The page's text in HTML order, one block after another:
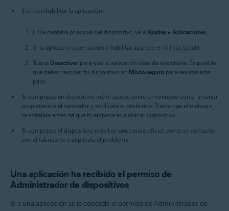
Intenta inhabilitar la aplicación:
En la pantalla principal del dispositivo, ve a Ajustes ▸ Aplicaciones.
Si la aplicación que quieres inhabilitar aparece en la lista, tócala.
Toque Desactivar para que la aplicación deje de ejecutarse. Es posible
que debas reiniciar tu dispositivo en Modo seguro para realizar este
paso.
Si compraste un dispositivo móvil usado, ponte en contacto con el anterior
propietario o el vendedor y explícale el problema. Puede que el malware
se instalara antes de que tú empezaras a usar el dispositivo.
Si compraste el dispositivo móvil en una tienda oficial, ponte en contacto
con el fabricante y explícale el problema.
Una aplicación ha recibido el permiso de
Administrador de dispositivos
Si a una aplicación se le concede el permiso de Administrador de